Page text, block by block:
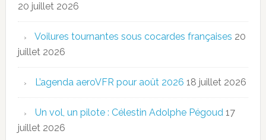
20 juillet 2026
Voilures tournantes sous cocardes françaises 20
juillet 2026
L’agenda aeroVFR pour août 2026 18 juillet 2026
Un vol, un pilote : Célestin Adolphe Pégoud 17
juillet 2026